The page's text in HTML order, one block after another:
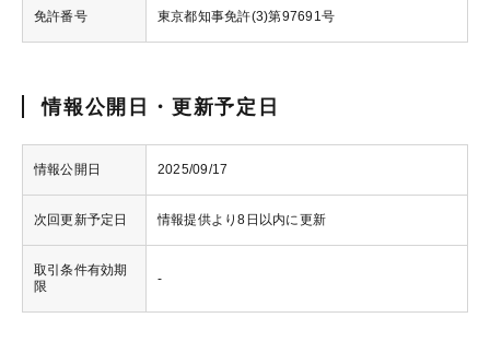
免許番号 東京都知事免許(3)第97691号
情報公開日・更新予定日
情報公開日 2025/09/17
次回更新予定日 情報提供より8日以内に更新
取引条件有効期
限
-